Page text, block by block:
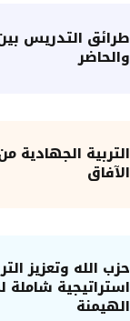
طرائق التدريس
والحاضر
التربية الجهادية
الآفاق
حزب الله وتعزيز
استراتيجية شاملة
الهيمنة